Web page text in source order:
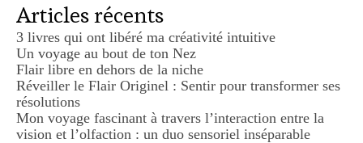
Articles récents
3 livres qui ont libéré ma créativité intuitive
Un voyage au bout de ton Nez
Flair libre en dehors de la niche
Réveiller le Flair Originel : Sentir pour transformer ses
résolutions
Mon voyage fascinant à travers l’interaction entre la
vision et l’olfaction : un duo sensoriel inséparable